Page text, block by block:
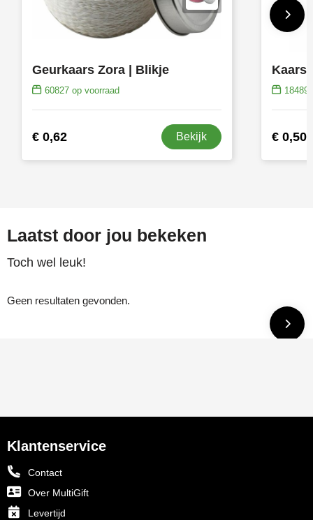
Geurkaars Zora | Blikje
60827op voorraad
€ 0,62 Bekijk
18489
€ 0,50
Laatst door jou bekeken
Toch wel leuk!
Geen resultaten gevonden.
Klantenservice
Contact
Over MultiGift
Levertijd